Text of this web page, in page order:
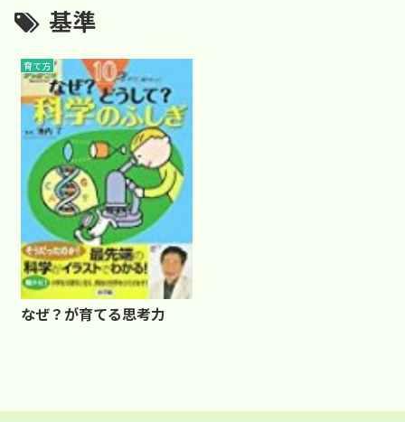
基準
育て方
なぜ？が育てる思考力